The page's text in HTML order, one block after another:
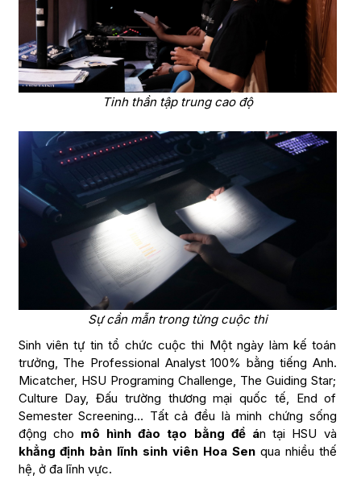
Tinh thần tập trung cao độ
Sự cần mẫn trong từng cuộc thi
Sinh viên tự tin tổ chức cuộc thi Một ngày làm kế toán
trưởng, The Professional Analyst 100% bằng tiếng Anh.
Micatcher, HSU Programing Challenge, The Guiding Star;
Culture Day, Đấu trường thương mại quốc tế, End of
Semester Screening… Tất cả đều là minh chứng sống
động cho mô hình đào tạo bằng đề án tại HSU và
khẳng định bản lĩnh sinh viên Hoa Senqua nhiều thế
hệ, ở đa lĩnh vực.